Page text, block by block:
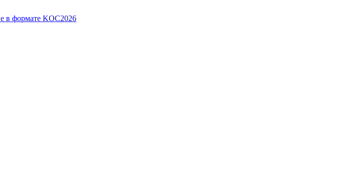
в формате KOC2026